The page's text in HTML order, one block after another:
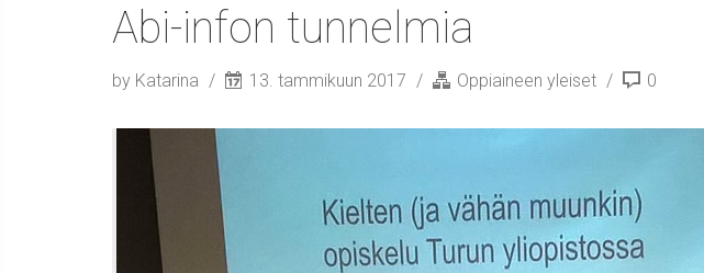
Abi-infon tunnelmia
by Katarina 13. tammikuun 2017 Oppiaineen yleiset 0